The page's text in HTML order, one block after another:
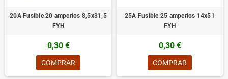
20A Fusible 20 amperios 8,5x31,5
FYH
0,30 €
COMPRAR
25A Fusible 25 amperios 14x51
FYH
0,30 €
COMPRAR